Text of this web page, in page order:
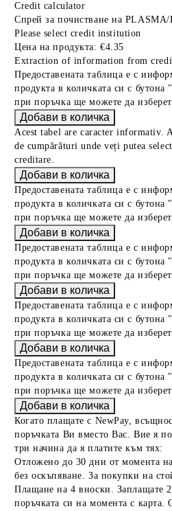
Credit calculator
Спрей за почистване на
Please select credit institution
Цена на продукта: €4.35
Extraction of information from
Предоставената таблица е с
продукта в количката си с
при поръчка ще можете да
Acest tabel are caracter informativ.
de cumpărături unde veți putea
creditare.
Предоставената таблица е с
продукта в количката си с
при поръчка ще можете да
Предоставената таблица е с
продукта в количката си с
при поръчка ще можете да
Предоставената таблица е с
продукта в количката си с
при поръчка ще можете да
Предоставената таблица е с
продукта в количката си с
при поръчка ще можете да
Когато плащате с NewPay,
поръчката Ви вместо Вас. Вие я
три начина да я платите към тях:
Отложено до 30 дни от момента
без оскъпяване. За покупки на
Плащане на 4 вноски. Заплащате
поръчката си на момента с карта.